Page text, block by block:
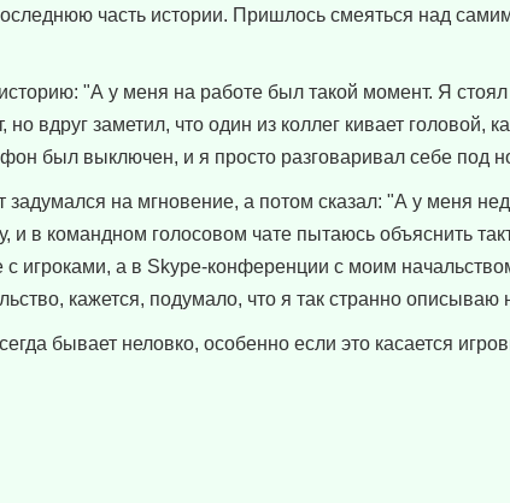
часть истории. Пришлось смеяться над
"А у меня на работе был такой момент. Я
вдруг заметил, что один из коллег кивает головой,
был выключен, и я просто разговаривал себе под
задумался на мгновение, а потом сказал: "А у меня
и в командном голосовом чате пытаюсь объяснить
с игроками, а в Skype-конференции с моим
кажется, подумало, что я так странно
бывает неловко, особенно если это касается